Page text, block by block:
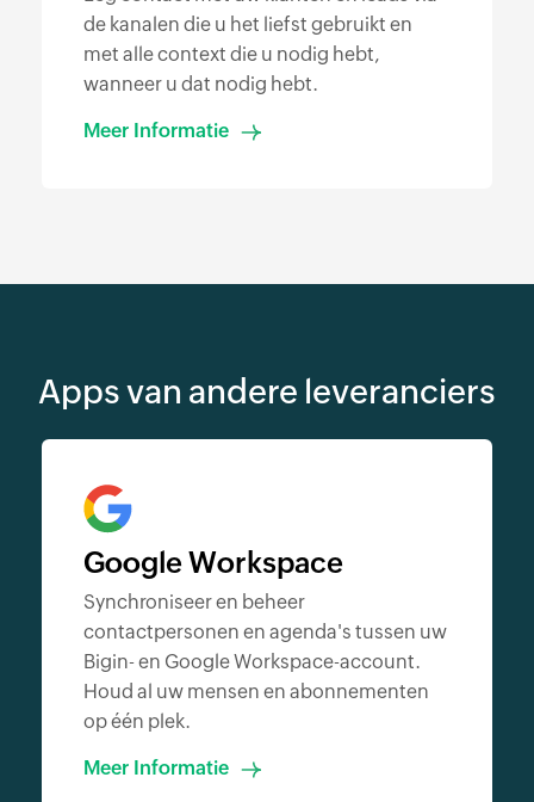
de kanalen die u het liefst gebruikt en
met alle context die u nodig hebt,
wanneer u dat nodig hebt.
Meer Informatie
Apps van andere leveranciers
Google Workspace
Synchroniseer en beheer
contactpersonen en agenda's tussen uw
Bigin- en Google Workspace-account.
Houd al uw mensen en abonnementen
op één plek.
Meer Informatie